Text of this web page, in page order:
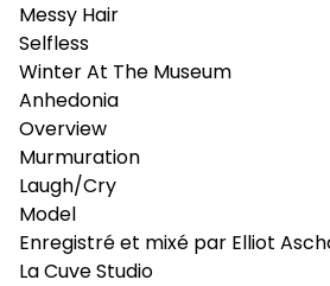
Messy Hair
Selfless
Winter At The Museum
Anhedonia
Overview
Murmuration
Laugh/Cry
Model
Enregistré et mixé par Elliot
La Cuve Studio